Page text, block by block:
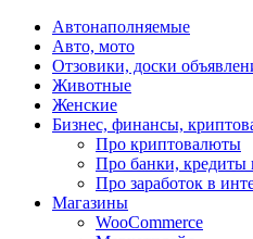
Автонаполняемые
Авто, мото
Отзовики, доски
Животные
Женские
Бизнес, финансы,
Про криптовалюты
Про банки, кредиты
Про заработок в
Магазины
WooCommerce